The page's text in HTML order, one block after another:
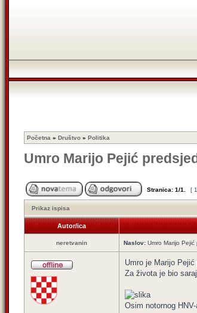
Početna » Društvo » Politika
Umro Marijo Pejić
Stranica: 1/1 [
Prikaz ispisa
Autor/ica
neretvanin Naslov: Umro Marijo Pejić
Umro je Marijo
Za života je bio
Osim notornog